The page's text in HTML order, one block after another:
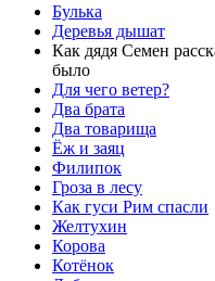
Булька
Деревья дышат
Как дядя Семен
было
Для чего ветер?
Два брата
Два товарища
Ёж и заяц
Филипок
Гроза в лесу
Как гуси Рим спасли
Желтухин
Корова
Котёнок